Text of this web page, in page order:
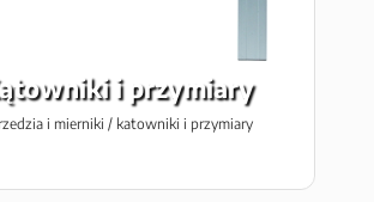
i przymiary
i mierniki / katowniki i przymiary